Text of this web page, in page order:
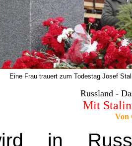
Eine Frau trauert zum Todestag Josef
Russland -
Mit
Von
in